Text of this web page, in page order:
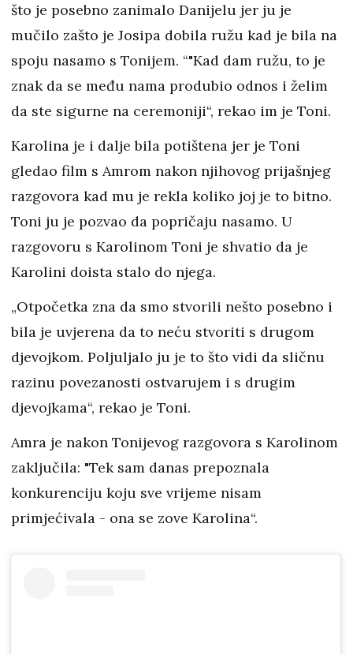
što je posebno zanimalo Danijelu jer ju je
mučilo zašto je Josipa dobila ružu kad je bila na
spoju nasamo s Tonijem. “"Kad dam ružu, to je
znak da se među nama produbio odnos i želim
da ste sigurne na ceremoniji“, rekao im je Toni.
Karolina je i dalje bila potištena jer je Toni
gledao film s Amrom nakon njihovog prijašnjeg
razgovora kad mu je rekla koliko joj je to bitno.
Toni ju je pozvao da popričaju nasamo. U
razgovoru s Karolinom Toni je shvatio da je
Karolini doista stalo do njega.
„Otpočetka zna da smo stvorili nešto posebno i
bila je uvjerena da to neću stvoriti s drugom
djevojkom. Poljuljalo ju je to što vidi da sličnu
razinu povezanosti ostvarujem i s drugim
djevojkama“, rekao je Toni.
Amra je nakon Tonijevog razgovora s Karolinom
zaključila: "Tek sam danas prepoznala
konkurenciju koju sve vrijeme nisam
primjećivala - ona se zove Karolina“.